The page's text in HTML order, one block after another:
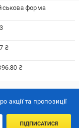
форма
₴
₴
акції та пропозиції
ПІДПИСАТИСЯ